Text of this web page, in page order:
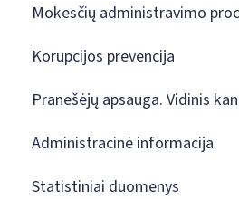
Mokesčių administravimo
Korupcijos prevencija
Pranešėjų apsauga. Vidinis
Administracinė informacija
Statistiniai duomenys